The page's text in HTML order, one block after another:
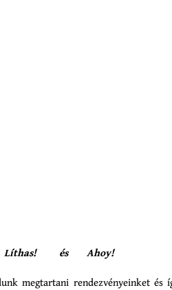
Líthas! és Ahoy!
megtartani rendezvényeinket és